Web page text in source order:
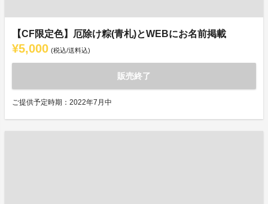
【CF限定色】厄除け粽(青札)とWEBにお名前掲載
¥5,000 (税込/送料込)
販売終了
ご提供予定時期：2022年7月中